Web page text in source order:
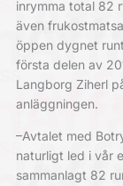
inrymma total 82
även
öppen dygnet
första delen av
Langborg Ziherl
anläggningen.
–Avtalet med
naturligt led i vår
sammanlagt 82